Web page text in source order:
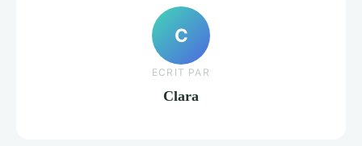
C
ECRIT PAR
Clara